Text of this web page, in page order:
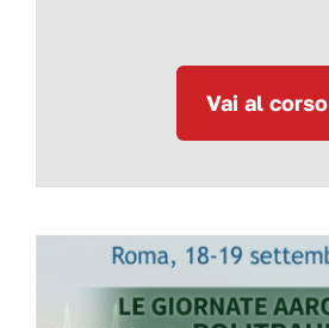
Vai al corso